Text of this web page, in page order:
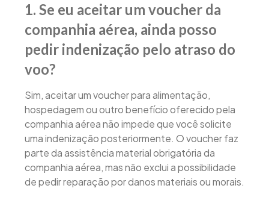
1. Se eu aceitar um voucher da
companhia aérea, ainda posso
pedir indenização pelo atraso do
voo?
Sim, aceitar um voucher para alimentação,
hospedagem ou outro benefício oferecido pela
companhia aérea não impede que você solicite
uma indenização posteriormente. O voucher faz
parte da assistência material obrigatória da
companhia aérea, mas não exclui a possibilidade
de pedir reparação por danos materiais ou morais.